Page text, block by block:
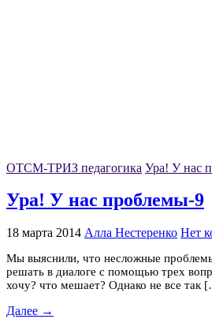
ОТСМ-ТРИЗ педагогика Ура! У нас
Ура! У нас проблемы-9
18 марта 2014 Алла Нестеренко Нет
Мы выяснили, что несложные
решать в диалоге с помощью трех
хочу? что мешает? Однако не все так
Далее →